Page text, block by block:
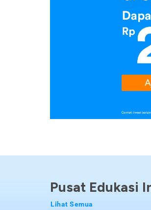
Pusat Edukasi
Lihat Semua